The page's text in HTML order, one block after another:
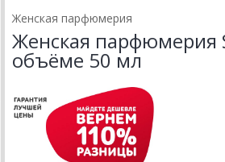
Женская парфюмерия
Женская парфюмерия
объёме 50 мл